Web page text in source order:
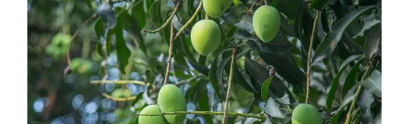
药饮片专项整治，不断加强中药饮片生产、经营及使用环节的监
督检查和抽检力度...